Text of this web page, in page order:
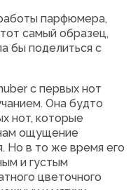
парфюмера,
самый образец,
бы поделиться с
с первых нот
Она будто
нот, которые
ощущение
Но в то же время его
и густым
цветочного